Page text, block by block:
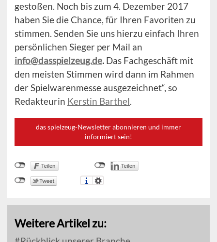
gestoßen. Noch bis zum 4. Dezember 2017
haben Sie die Chance, für Ihren Favoriten zu
stimmen. Senden Sie uns hierzu einfach Ihren
persönlichen Sieger per Mail an
info@dasspielzeug.de. Das Fachgeschäft mit
den meisten Stimmen wird dann im Rahmen
der Spielwarenmesse ausgezeichnet“, so
Redakteurin Kerstin Barthel.
das spielzeug-Newsletter abonnieren und immer
informiert sein!
Weitere Artikel zu: